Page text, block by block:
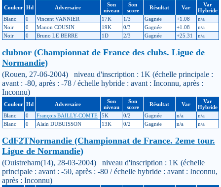
Couleur Hd Adversaire
Son
niveau
Son
score
Résultat Var
Var
Hybride
Blanc
0 Vincent VANNIER 17K 1/3 Gagnée +1.08
n/a
Noir
0 Manon COUSIN 19K 0/3 Gagnée +1.08
n/a
Noir
0 Bruno LE BERRE 1D 2/3 Gagnée +25.31 n/a
clubnor (Championnat de France des clubs. Ligue de
Normandie)
(Rouen, 27-06-2004) niveau d'inscription : 1K (échelle principale :
avant : -80, après : -78 / échelle hybride : avant : Inconnu, après :
Inconnu)
Couleur Hd Adversaire
Son
niveau
Son
score
Résultat Var
Var
Hybride
Blanc
0 François BAILLY-COMTE 5K 0/2 Gagnée n/a
n/a
Blanc
0 Alain DUBUISSON 13K 0/2 Gagnée n/a n/a
CdF2TNormandie (Championnat de France. 2eme tour.
Ligue de Normandie)
(Ouistreham(14), 28-03-2004) niveau d'inscription : 1K (échelle
principale : avant : -50, après : -80 / échelle hybride : avant : Inconnu,
après : Inconnu)